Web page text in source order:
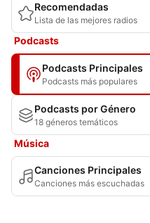
Recomendadas
Lista de las mejores radios
Podcasts
Podcasts Principales
Podcasts más populares
Podcasts por Género
18 géneros temáticos
Música
Canciones Principales
Canciones más escuchadas